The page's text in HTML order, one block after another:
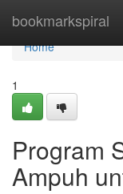
bookmarkspiral
Home
Home
1
Program
Ampuh